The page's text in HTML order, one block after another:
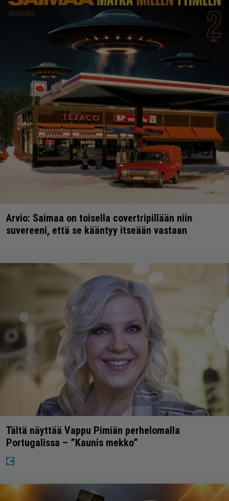
Arvio: Saimaa on toisella covertripillään niin
suvereeni, että se kääntyy itseään vastaan
Tältä näyttää Vappu Pimiän perhelomalla
Portugalissa – ”Kaunis mekko”